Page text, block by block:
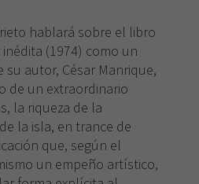
hablará sobre el libro
(1974) como un
autor, César Manrique,
de un extraordinario
la riqueza de la
la isla, en trance de
que, según el
un empeño artístico,